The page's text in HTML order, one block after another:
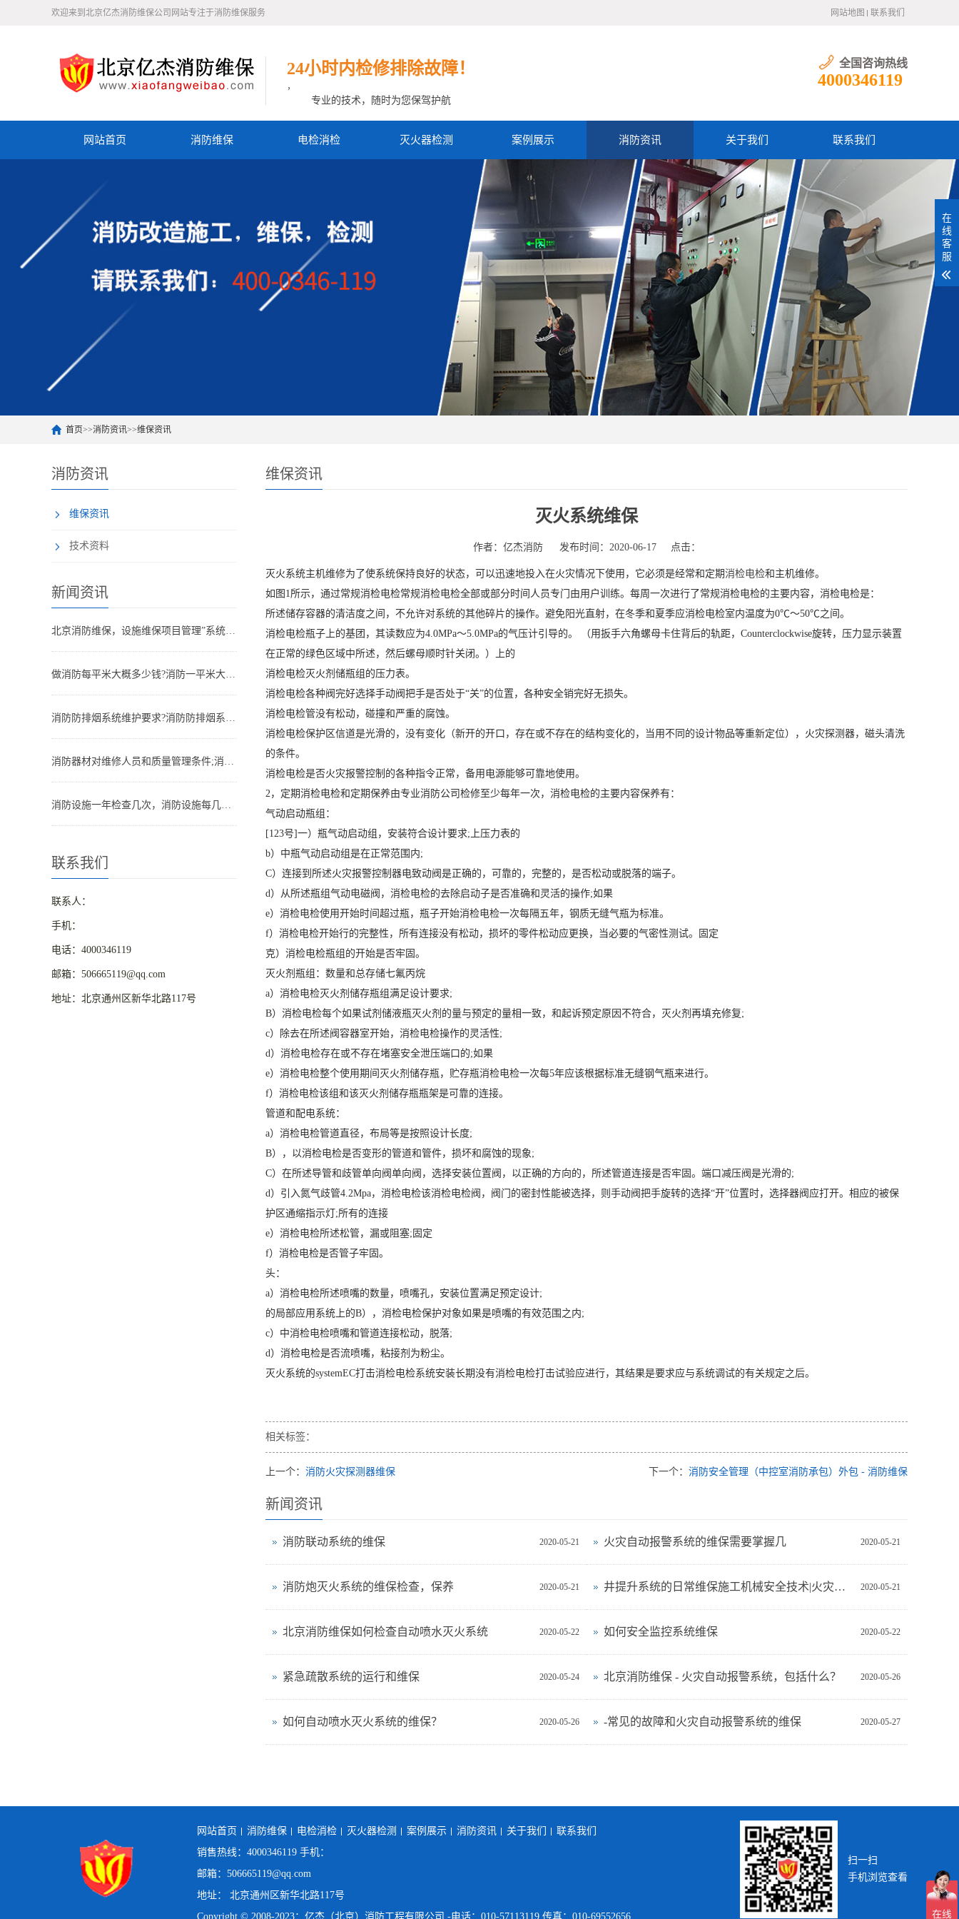
欢迎来到北京亿杰消防维保公司网站专注于消防维保服务 网站地图 联系我们
24小时内检修排除故障！
，
专业的技术，随时为您保驾护航
全国咨询热线
4000346119
网站首页 消防维保 电检消检 灭火器检测 案例展示 消防资讯 关于我们 联系我们
首页>>消防资讯>>维保资讯
消防资讯
维保资讯
技术资料
新闻资讯
北京消防维保，设施维保项目管理”系统应急启动功能的数量应如何填写？
做消防每平米大概多少钱?消防一平米大约多少钱
消防防排烟系统维护要求?消防防排烟系统包括什么
消防器材对维修人员和质量管理条件;消防器材管理要求
消防设施一年检查几次，消防设施每几年检查一次
联系我们
联系人：
手机：
电话：4000346119
邮箱：506665119@qq.com
地址：北京通州区新华北路117号
维保资讯
灭火系统维保
作者：亿杰消防 发布时间：2020-06-17 点击：
灭火系统主机维修为了使系统保持良好的状态，可以迅速地投入在火灾情况下使用，它必须是经常和定期消检电检和主机维修。
如图1所示，通过常规消检电检常规消检电检全部或部分时间人员专门由用户训练。每周一次进行了常规消检电检的主要内容，消检电检是：
所述储存容器的清洁度之间，不允许对系统的其他碎片的操作。避免阳光直射，在冬季和夏季应消检电检室内温度为0℃〜50℃之间。
消检电检瓶子上的基团，其读数应为4.0MPa〜5.0MPa的气压计引导的。 （用扳手六角螺母卡住背后的轨距，Counterclockwise旋转，压力显示装置
在正常的绿色区域中所述，然后螺母顺时针关闭。）上的
消检电检灭火剂储瓶组的压力表。
消检电检各种阀完好选择手动阀把手是否处于“关”的位置，各种安全销完好无损失。
消检电检管没有松动，碰撞和严重的腐蚀。
消检电检保护区信道是光滑的，没有变化（新开的开口，存在或不存在的结构变化的，当用不同的设计物品等重新定位），火灾探测器，磁头清洗
的条件。
消检电检是否火灾报警控制的各种指令正常，备用电源能够可靠地使用。
2，定期消检电检和定期保养由专业消防公司检修至少每年一次，消检电检的主要内容保养有：
气动启动瓶组：
[123号]一）瓶气动启动组，安装符合设计要求;上压力表的
b）中瓶气动启动组是在正常范围内;
C）连接到所述火灾报警控制器电致动阀是正确的，可靠的，完整的，是否松动或脱落的端子。
d）从所述瓶组气动电磁阀，消检电检的去除启动子是否准确和灵活的操作;如果
e）消检电检使用开始时间超过瓶，瓶子开始消检电检一次每隔五年，钢质无缝气瓶为标准。
f）消检电检开始行的完整性，所有连接没有松动，损坏的零件松动应更换，当必要的气密性测试。固定
克）消检电检瓶组的开始是否牢固。
灭火剂瓶组：数量和总存储七氟丙烷
a）消检电检灭火剂储存瓶组满足设计要求;
B）消检电检每个如果试剂储液瓶灭火剂的量与预定的量相一致，和起诉预定原因不符合，灭火剂再填充修复;
c）除去在所述阀容器室开始，消检电检操作的灵活性;
d）消检电检存在或不存在堵塞安全泄压端口的;如果
e）消检电检整个使用期间灭火剂储存瓶，贮存瓶消检电检一次每5年应该根据标准无缝钢气瓶来进行。
f）消检电检该组和该灭火剂储存瓶瓶架是可靠的连接。
管道和配电系统：
a）消检电检管道直径，布局等是按照设计长度;
B），以消检电检是否变形的管道和管件，损坏和腐蚀的现象;
C）在所述导管和歧管单向阀单向阀，选择安装位置阀，以正确的方向的，所述管道连接是否牢固。端口减压阀是光滑的;
d）引入氮气歧管4.2Mpa，消检电检该消检电检阀，阀门的密封性能被选择，则手动阀把手旋转的选择“开”位置时，选择器阀应打开。相应的被保
护区通缩指示灯;所有的连接
e）消检电检所述松管，漏或阻塞;固定
f）消检电检是否管子牢固。
头：
a）消检电检所述喷嘴的数量，喷嘴孔，安装位置满足预定设计;
的局部应用系统上的B），消检电检保护对象如果是喷嘴的有效范围之内;
c）中消检电检喷嘴和管道连接松动，脱落;
d）消检电检是否流喷嘴，粘接剂为粉尘。
灭火系统的systemEC打击消检电检系统安装长期没有消检电检打击试验应进行，其结果是要求应与系统调试的有关规定之后。
相关标签：
上一个： 消防火灾探测器维保 下一个： 消防安全管理（中控室消防承包）外包 - 消防维保
新闻资讯
2020-05-21
消防联动系统的维保 2020-05-21
火灾自动报警系统的维保需要掌握几
2020-05-21
消防炮灭火系统的维保检查，保养 2020-05-21
井提升系统的日常维保施工机械安全技术|火灾探测|电气测试
2020-05-22
北京消防维保如何检查自动喷水灭火系统 2020-05-22
如何安全监控系统维保
2020-05-24
紧急疏散系统的运行和维保 2020-05-26
北京消防维保 - 火灾自动报警系统，包括什么？
2020-05-26
如何自动喷水灭火系统的维保？ 2020-05-27
-常见的故障和火灾自动报警系统的维保
网站首页 消防维保 电检消检 灭火器检测 案例展示 消防资讯 关于我们
联系我们
销售热线：4000346119 手机：
邮箱：506665119@qq.com
地址： 北京通州区新华北路117号
Copyright © 2008-2023：亿杰（北京）消防工程有限公司 -电话：010-57113119 传真：010-69552656
扫一扫
手机浏览查看
在
线
客
服